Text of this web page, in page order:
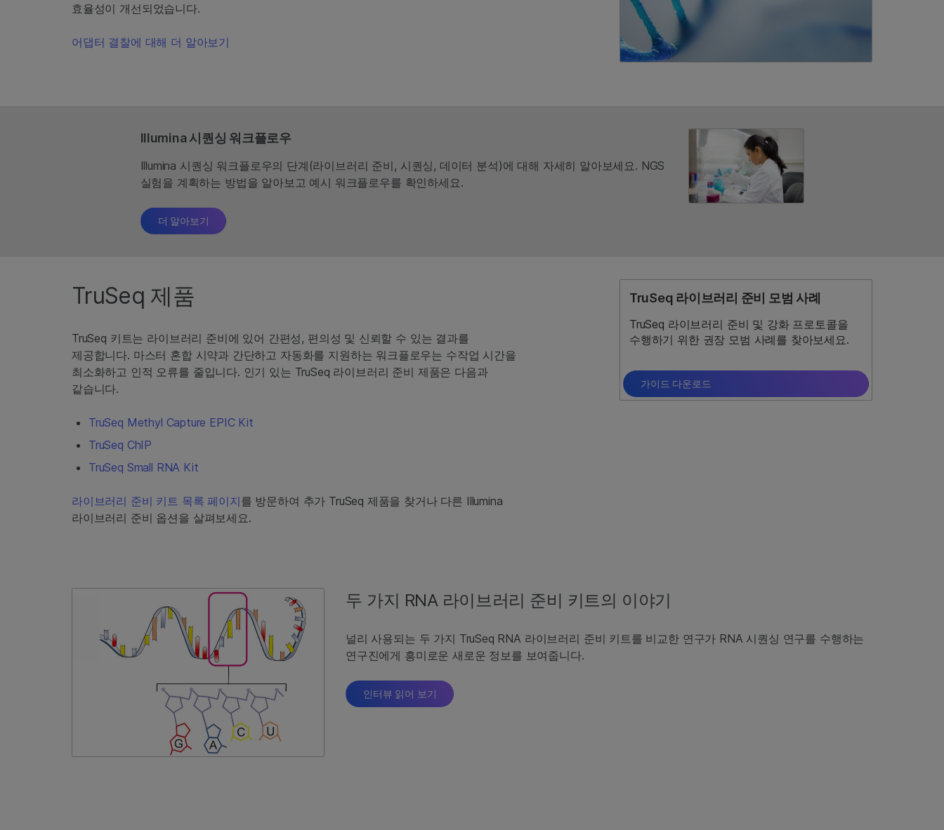
효율성이 개선되었습니다.
어댑터 결찰에 대해 더 알아보기
Illumina 시퀀싱 워크플로우
Illumina 시퀀싱 워크플로우의 단계(라이브러리 준비, 시퀀싱, 데이터 분석)에 대해 자세히 알아보세요. NGS
실험을 계획하는 방법을 알아보고 예시 워크플로우를 확인하세요.
더 알아보기
TruSeq 제품
TruSeq 키트는 라이브러리 준비에 있어 간편성, 편의성 및 신뢰할 수 있는 결과를
제공합니다. 마스터 혼합 시약과 간단하고 자동화를 지원하는 워크플로우는 수작업 시간을
최소화하고 인적 오류를 줄입니다. 인기 있는 TruSeq 라이브러리 준비 제품은 다음과
같습니다.
TruSeq Methyl Capture EPIC Kit
TruSeq ChIP
TruSeq Small RNA Kit
라이브러리 준비 키트 목록 페이지를 방문하여 추가 TruSeq 제품을 찾거나 다른 Illumina
라이브러리 준비 옵션을 살펴보세요.
TruSeq 라이브러리 준비 모범 사례
TruSeq 라이브러리 준비 및 강화 프로토콜을
수행하기 위한 권장 모범 사례를 찾아보세요.
가이드 다운로드
두 가지 RNA 라이브러리 준비 키트의 이야기
널리 사용되는 두 가지 TruSeq RNA 라이브러리 준비 키트를 비교한 연구가 RNA 시퀀싱 연구를 수행하는
연구진에게 흥미로운 새로운 정보를 보여줍니다.
인터뷰 읽어 보기